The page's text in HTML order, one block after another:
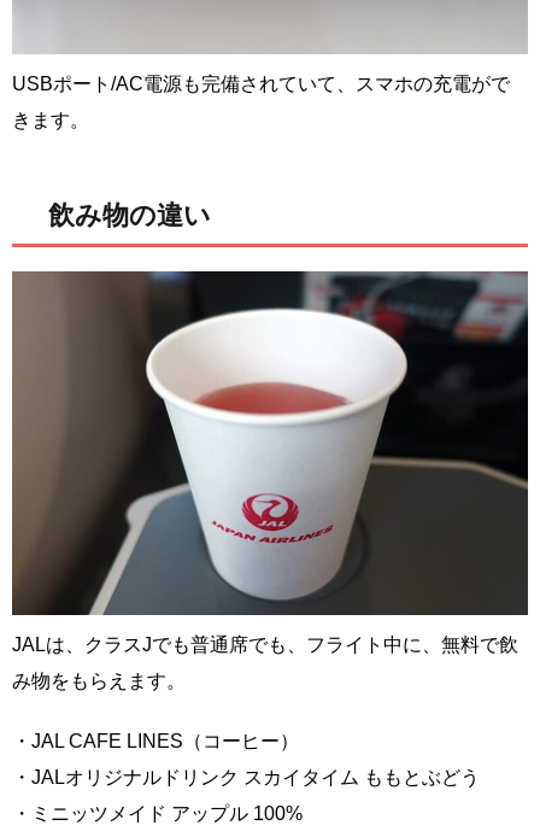
USBポート/AC電源も完備されていて、スマホの充電がで
きます。
飲み物の違い
JALは、クラスJでも普通席でも、フライト中に、無料で飲
み物をもらえます。
・JAL CAFE LINES（コーヒー）
・JALオリジナルドリンク スカイタイム ももとぶどう
・ミニッツメイド アップル 100%